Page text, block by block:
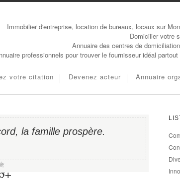
Immobilier d'entreprise, location de bureaux, locaux sur
Domicilier votre
Annuaire des centres de
professionnels pour trouver le fournisseur idéal
votre citation Devenez acteur Annuaire
la famille prospère.